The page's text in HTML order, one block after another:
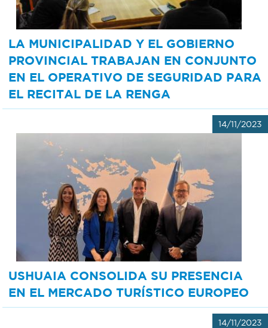
LA MUNICIPALIDAD Y EL GOBIERNO
PROVINCIAL TRABAJAN EN CONJUNTO
EN EL OPERATIVO DE SEGURIDAD PARA
EL RECITAL DE LA RENGA
14/11/2023
USHUAIA CONSOLIDA SU PRESENCIA
EN EL MERCADO TURÍSTICO EUROPEO
14/11/2023